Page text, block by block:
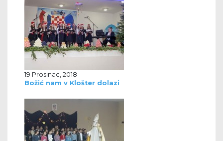
19 Prosinac, 2018
Božić nam v Klošter dolazi